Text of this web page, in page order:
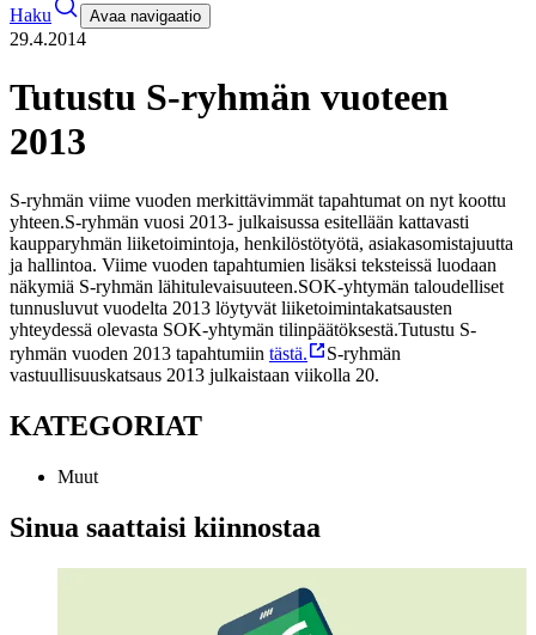
Haku Avaa navigaatio
29.4.2014
Tutustu S-ryhmän vuoteen
2013
S-ryhmän viime vuoden merkittävimmät tapahtumat on nyt koottu
yhteen.S-ryhmän vuosi 2013- julkaisussa esitellään kattavasti
kaupparyhmän liiketoimintoja, henkilöstötyötä, asiakasomistajuutta
ja hallintoa. Viime vuoden tapahtumien lisäksi teksteissä luodaan
näkymiä S-ryhmän lähitulevaisuuteen.SOK-yhtymän taloudelliset
tunnusluvut vuodelta 2013 löytyvät liiketoimintakatsausten
yhteydessä olevasta SOK-yhtymän tilinpäätöksestä.Tutustu S-
ryhmän vuoden 2013 tapahtumiin tästä.
S-ryhmän
vastuullisuuskatsaus 2013 julkaistaan viikolla 20.
KATEGORIAT
Muut
Sinua saattaisi kiinnostaa